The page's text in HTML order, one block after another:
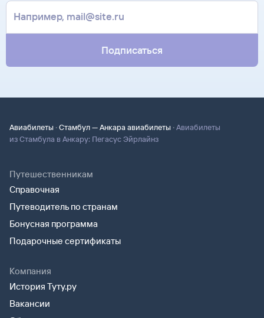
Подписаться
Авиабилеты ·Стамбул — Анкара авиабилеты ·Авиабилеты
из Стамбула в Анкару: Пегасус Эйрлайнз
Путешественникам
Справочная
Путеводитель по странам
Бонусная программа
Подарочные сертификаты
Компания
История Туту.ру
Вакансии